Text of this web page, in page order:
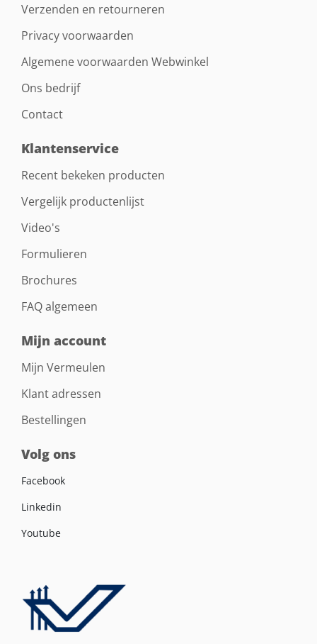
Verzenden en retourneren
Privacy voorwaarden
Algemene voorwaarden Webwinkel
Ons bedrijf
Contact
Klantenservice
Recent bekeken producten
Vergelijk productenlijst
Video's
Formulieren
Brochures
FAQ algemeen
Mijn account
Mijn Vermeulen
Klant adressen
Bestellingen
Volg ons
Facebook
Linkedin
Youtube